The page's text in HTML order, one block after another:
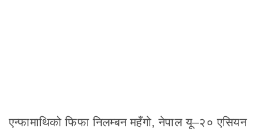
एन्फामाथिको फिफा निलम्बन महँगो, नेपाल यू–२० एसियन